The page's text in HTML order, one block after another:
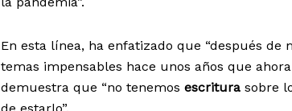
En esta línea, ha enfatizado que “después de
temas impensables hace unos años que
demuestra que “no tenemos escritura sobre